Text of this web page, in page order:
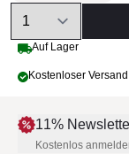
Quantity
Auf Lager
Kostenloser
11%
Kostenlos